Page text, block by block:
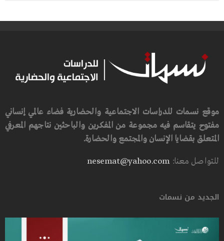
موقع نسمات للدراسات الاجتماعية والحضارية فضاء عالمي إنساني
مفتوح يتقاسم فيه مجموعة من المفكرين والباحثين نتاجهم المعرفي
المتعلق بقضايا الإنسان والمجتمع والحضارة.
للتواصل معنا:nesemat@yahoo.com
الجديد من نسمات